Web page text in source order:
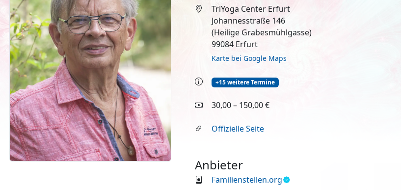
TriYoga Center Erfurt
Johannesstraße 146
(Heilige Grabesmühlgasse)
99084 Erfurt
Karte bei Google Maps
+15 weitere Termine
30,00 – 150,00 €
Offizielle Seite
Anbieter
Familienstellen.org